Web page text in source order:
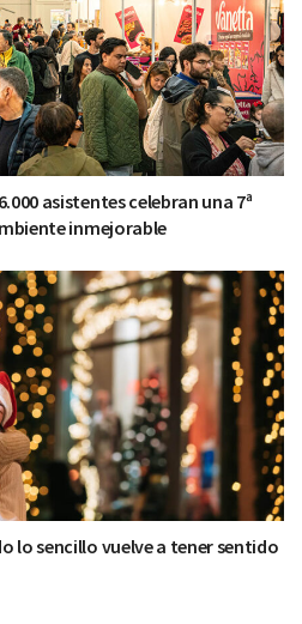
asistentes celebran una 7ª
inmejorable
lo sencillo vuelve a tener sentido